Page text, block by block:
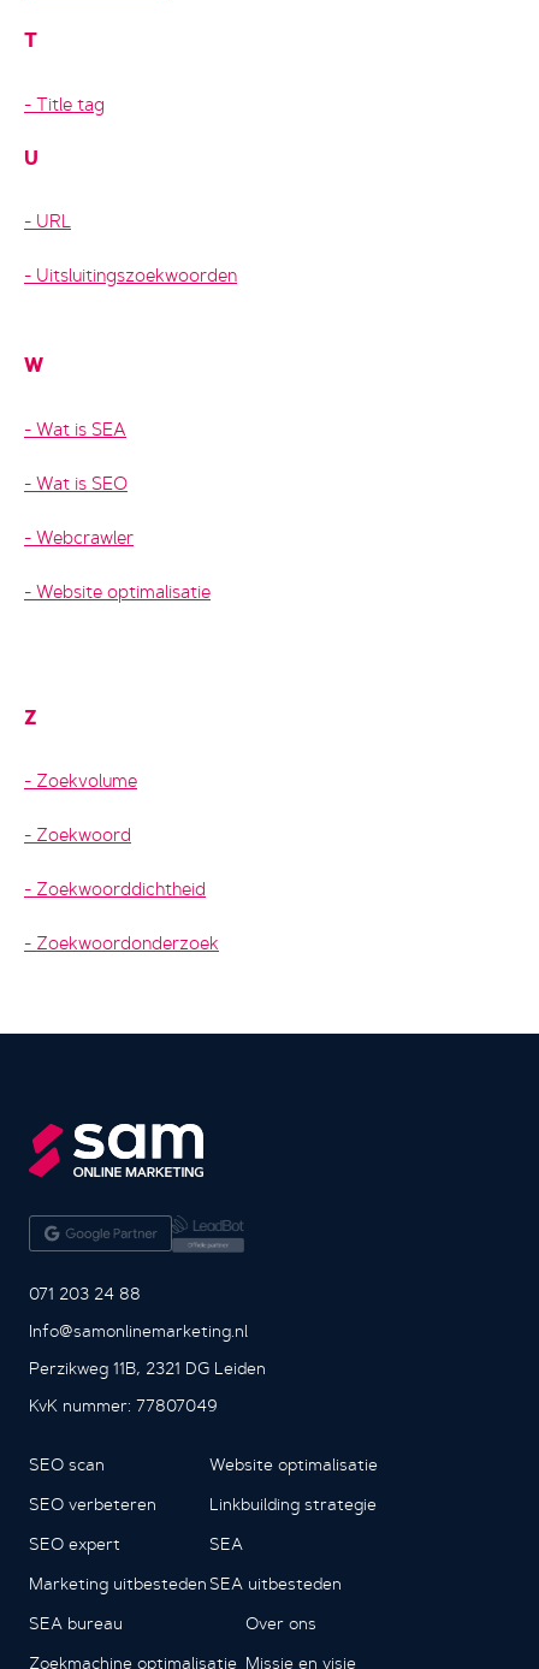
T
Title tag
U
URL
Uitsluitingszoekwoorden
W
Wat is SEA
Wat is SEO
Webcrawler
Website optimalisatie
Z
Zoekvolume
Zoekwoord
Zoekwoorddichtheid
Zoekwoordonderzoek
071 203 24 88
Info@samonlinemarketing.nl
Perzikweg 11B, 2321 DG Leiden
KvK nummer: 77807049
SEO scan
SEO verbeteren
SEO expert
Marketing uitbesteden
Website optimalisatie
Linkbuilding strategie
SEA
SEA uitbesteden
SEA bureau
Zoekmachine optimalisatie
Over ons
Missie en visie